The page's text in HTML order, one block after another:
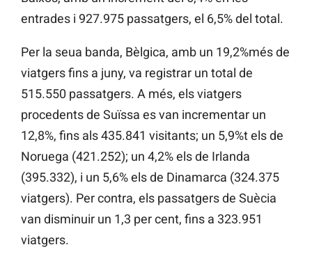
entrades i 927.975 passatgers, el 6,5% del total.
Per la seua banda, Bèlgica, amb un 19,2%més de
viatgers fins a juny, va registrar un total de
515.550 passatgers. A més, els viatgers
procedents de Suïssa es van incrementar un
12,8%, fins als 435.841 visitants; un 5,9%t els de
Noruega (421.252); un 4,2% els de Irlanda
(395.332), i un 5,6% els de Dinamarca (324.375
viatgers). Per contra, els passatgers de Suècia
van disminuir un 1,3 per cent, fins a 323.951
viatgers.